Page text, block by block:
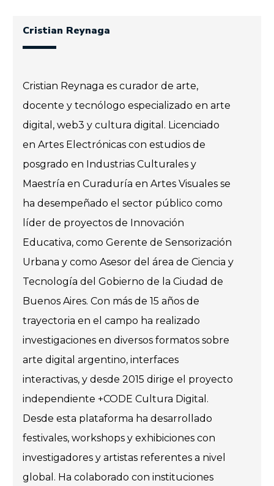
Cristian Reynaga
Cristian Reynaga es curador de arte,
docente y tecnólogo especializado en arte
digital, web3 y cultura digital. Licenciado
en Artes Electrónicas con estudios de
posgrado en Industrias Culturales y
Maestría en Curaduría en Artes Visuales se
ha desempeñado el sector público como
líder de proyectos de Innovación
Educativa, como Gerente de Sensorización
Urbana y como Asesor del área de Ciencia y
Tecnología del Gobierno de la Ciudad de
Buenos Aires. Con más de 15 años de
trayectoria en el campo ha realizado
investigaciones en diversos formatos sobre
arte digital argentino, interfaces
interactivas, y desde 2015 dirige el proyecto
independiente +CODE Cultura Digital.
Desde esta plataforma ha desarrollado
festivales, workshops y exhibiciones con
investigadores y artistas referentes a nivel
global. Ha colaborado con instituciones